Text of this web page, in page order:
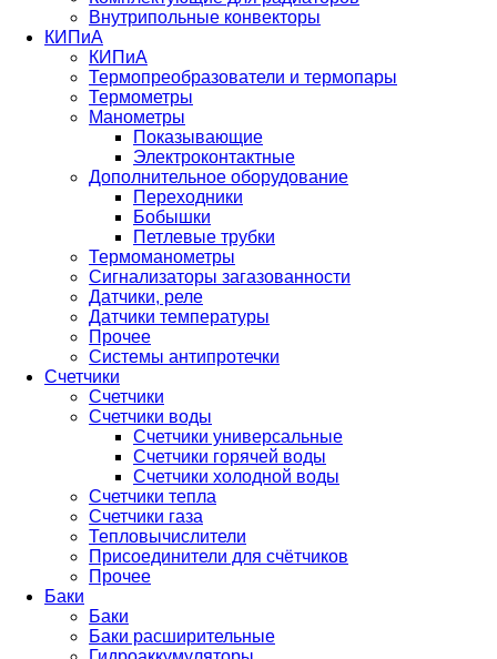
Внутрипольные конвекторы
КИПиА
КИПиА
Термопреобразователи и термопары
Термометры
Манометры
Показывающие
Электроконтактные
Дополнительное оборудование
Переходники
Бобышки
Петлевые трубки
Термоманометры
Сигнализаторы загазованности
Датчики, реле
Датчики температуры
Прочее
Системы антипротечки
Счетчики
Счетчики
Счетчики воды
Счетчики универсальные
Счетчики горячей воды
Счетчики холодной воды
Счетчики тепла
Счетчики газа
Тепловычислители
Присоединители для счётчиков
Прочее
Баки
Баки
Баки расширительные